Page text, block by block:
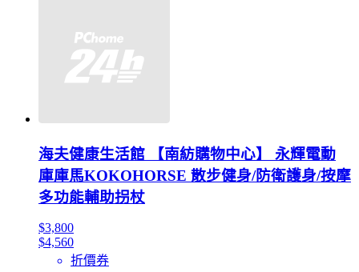
海夫健康生活館 【南紡購物中心】 永輝電動
庫庫馬KOKOHORSE 散步健身/防衛護身/按摩
多功能輔助拐杖
$3,800
$4,560
折價券